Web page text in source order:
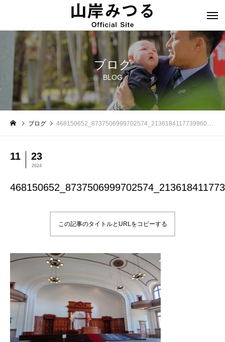
ブログ
BLOG
ブログ 468150652_8737506999702574_2136184117739960173_n
11 23
2024
この記事のタイトルとURLをコピーする